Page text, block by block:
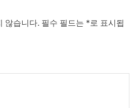
않습니다. 필수 필드는 * 로 표시됩